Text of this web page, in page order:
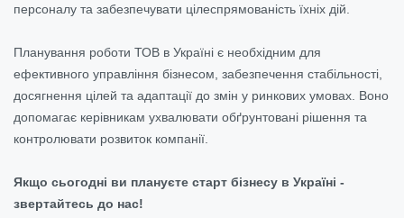
персоналу та забезпечувати цілеспрямованість їхніх дій.
Планування роботи ТОВ в Україні є необхідним для
ефективного управління бізнесом, забезпечення стабільності,
досягнення цілей та адаптації до змін у ринкових умовах. Воно
допомагає керівникам ухвалювати обґрунтовані рішення та
контролювати розвиток компанії.
Якщо сьогодні ви плануєте старт бізнесу в Україні -
звертайтесь до нас!